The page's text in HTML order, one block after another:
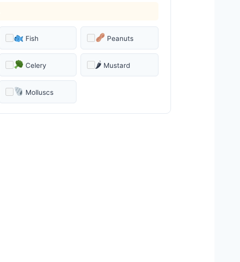
Fish Peanuts
Celery 🌶 Mustard
Molluscs